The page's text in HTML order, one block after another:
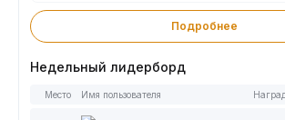
Подробнее
Недельный лидерборд
Место Имя пользователя